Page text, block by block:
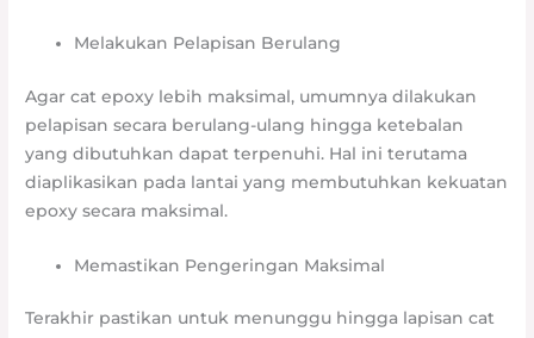
Melakukan Pelapisan Berulang
Agar cat epoxy lebih maksimal, umumnya dilakukan
pelapisan secara berulang-ulang hingga ketebalan
yang dibutuhkan dapat terpenuhi. Hal ini terutama
diaplikasikan pada lantai yang membutuhkan kekuatan
epoxy secara maksimal.
Memastikan Pengeringan Maksimal
Terakhir pastikan untuk menunggu hingga lapisan cat